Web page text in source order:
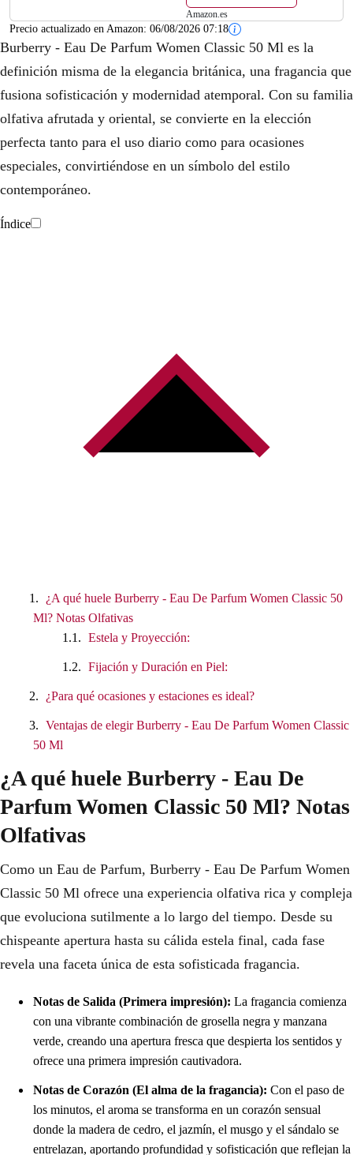
Amazon.es
Precio actualizado en Amazon: 06/08/2026 07:18
Burberry - Eau De Parfum Women Classic 50 Ml es la
definición misma de la elegancia británica, una fragancia que
fusiona sofisticación y modernidad atemporal. Con su familia
olfativa afrutada y oriental, se convierte en la elección
perfecta tanto para el uso diario como para ocasiones
especiales, convirtiéndose en un símbolo del estilo
contemporáneo.
Índice
¿A qué huele Burberry - Eau De Parfum Women Classic 50
Ml? Notas Olfativas
Estela y Proyección:
Fijación y Duración en Piel:
¿Para qué ocasiones y estaciones es ideal?
Ventajas de elegir Burberry - Eau De Parfum Women Classic
50 Ml
¿A qué huele Burberry - Eau De
Parfum Women Classic 50 Ml? Notas
Olfativas
Como un Eau de Parfum, Burberry - Eau De Parfum Women
Classic 50 Ml ofrece una experiencia olfativa rica y compleja
que evoluciona sutilmente a lo largo del tiempo. Desde su
chispeante apertura hasta su cálida estela final, cada fase
revela una faceta única de esta sofisticada fragancia.
Notas de Salida (Primera impresión): La fragancia comienza
con una vibrante combinación de grosella negra y manzana
verde, creando una apertura fresca que despierta los sentidos y
ofrece una primera impresión cautivadora.
Notas de Corazón (El alma de la fragancia): Con el paso de
los minutos, el aroma se transforma en un corazón sensual
donde la madera de cedro, el jazmín, el musgo y el sándalo se
entrelazan, aportando profundidad y sofisticación que reflejan la